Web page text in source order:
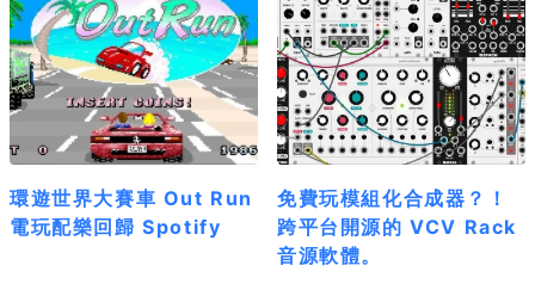
環遊世界大賽車 Out Run
電玩配樂回歸 Spotify
免費玩模組化合成器？！
跨平台開源的 VCV Rack
音源軟體。